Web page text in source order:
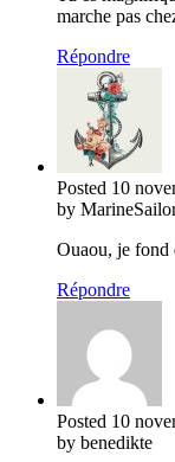
marche pas
Répondre
Posted 10
by
Ouaou, je fond
Répondre
Posted 10
by benedikte